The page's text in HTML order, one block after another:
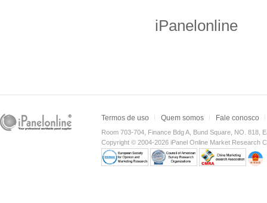
iPanelonline
Termos de uso Quem somos Fale conosco
Room 703-704, Finance Bdg A, Bund Square, NO. 818,
Copyright © 2004-2026 iPanel Online Market Research